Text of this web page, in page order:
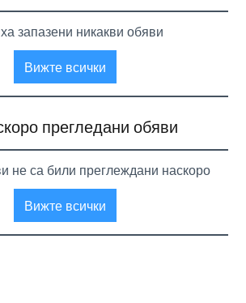
запазени никакви обяви
Вижте всички
прегледани обяви
не са били преглеждани наскоро
Вижте всички